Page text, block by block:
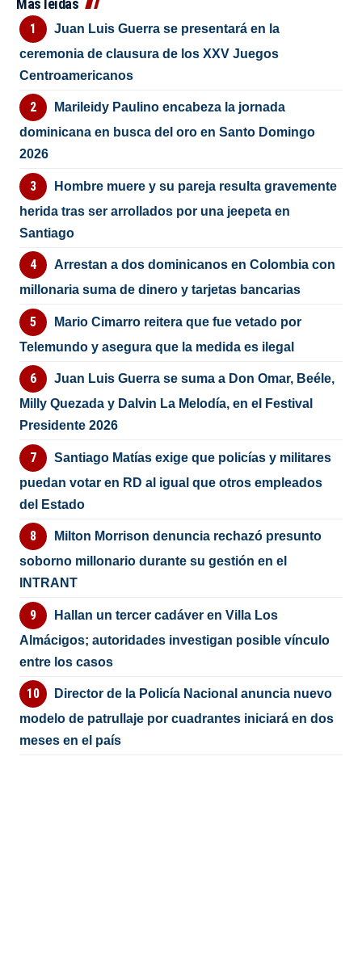
Más leídas
Juan Luis Guerra se presentará en la
ceremonia de clausura de los XXV Juegos
Centroamericanos
Marileidy Paulino encabeza la jornada
dominicana en busca del oro en Santo Domingo
2026
Hombre muere y su pareja resulta gravemente
herida tras ser arrollados por una jeepeta en
Santiago
Arrestan a dos dominicanos en Colombia con
millonaria suma de dinero y tarjetas bancarias
Mario Cimarro reitera que fue vetado por
Telemundo y asegura que la medida es ilegal
Juan Luis Guerra se suma a Don Omar, Beéle,
Milly Quezada y Dalvin La Melodía, en el Festival
Presidente 2026
Santiago Matías exige que policías y militares
puedan votar en RD al igual que otros empleados
del Estado
Milton Morrison denuncia rechazó presunto
soborno millonario durante su gestión en el
INTRANT
Hallan un tercer cadáver en Villa Los
Almácigos; autoridades investigan posible vínculo
entre los casos
Director de la Policía Nacional anuncia nuevo
modelo de patrullaje por cuadrantes iniciará en dos
meses en el país